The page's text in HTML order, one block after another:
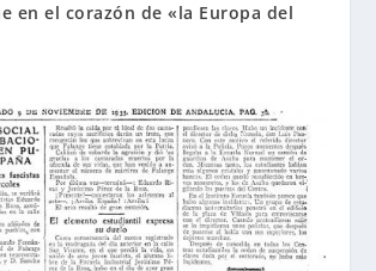
en el corazón de «la Europa del